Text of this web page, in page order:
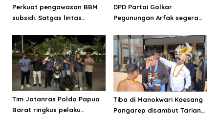
Perkuat pengawasan BBM
subsidi. Satgas lintas
penyalahgunaan di
Manokwari
DPD Partai Golkar
Pegunungan Arfak segera
Tim Jatanras Polda Papua
Barat ringkus pelaku
Tiba di Manokwari Kaesang
Pangarep disambut Tarian